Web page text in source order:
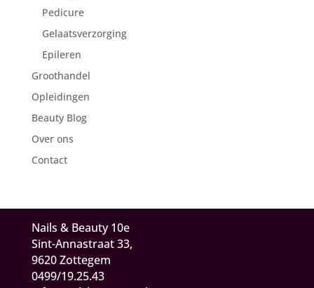
Pedicure
Gelaatsverzorging
Epileren
Groothandel
Opleidingen
Beauty Blog
Over ons
Contact
Nails & Beauty 10e
Sint-Annastraat 33,
9620 Zottegem
0499/19.25.43